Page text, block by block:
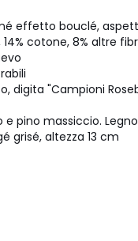
effetto bouclé,
cotone, 8% altre
digita "Campioni
pino massiccio.
grisé, altezza 13 cm